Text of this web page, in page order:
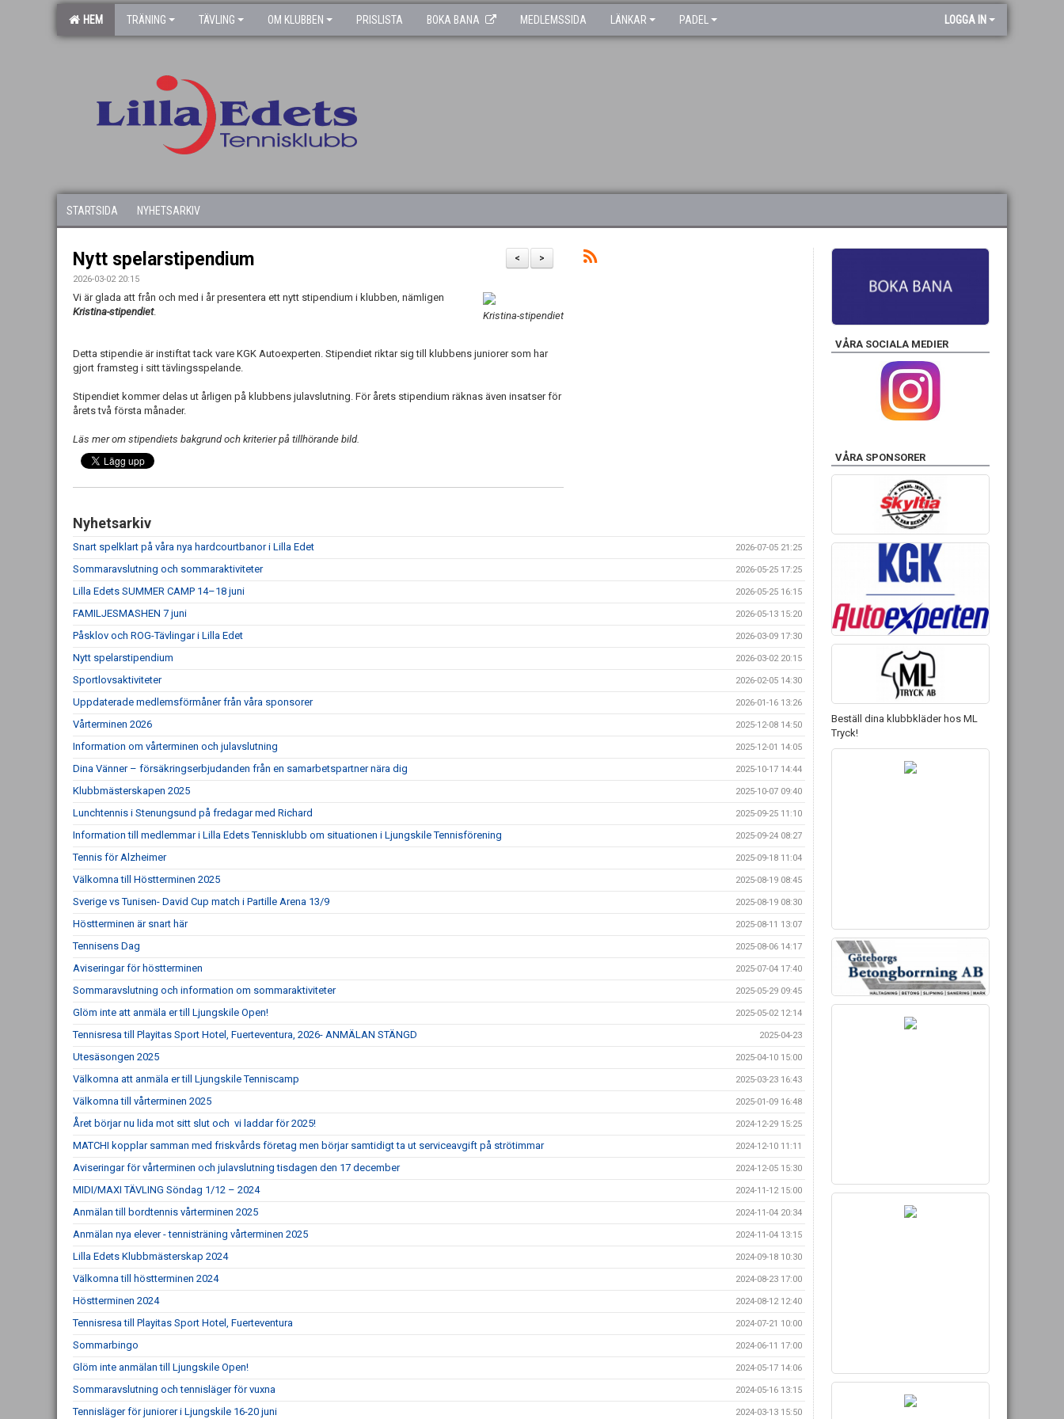
HEM TRÄNING TÄVLING OM KLUBBEN PRISLISTA BOKA BANA MEDLEMSSIDA LÄNKAR PADEL LOGGA IN
STARTSIDA NYHETSARKIV
>
<
Nytt spelarstipendium
2026-03-02 20:15
Kristina-stipendiet
Vi är glada att från och med i år presentera ett nytt stipendium i klubben, nämligen
Kristina-stipendiet.
Detta stipendie är instiftat tack vare KGK Autoexperten. Stipendiet riktar sig till klubbens juniorer som har
gjort framsteg i sitt tävlingsspelande.
Stipendiet kommer delas ut årligen på klubbens julavslutning. För årets stipendium räknas även insatser för
årets två första månader.
Läs mer om stipendiets bakgrund och kriterier på tillhörande bild.
Nyhetsarkiv
Snart spelklart på våra nya hardcourtbanor i Lilla Edet 2026-07-05 21:25
Sommaravslutning och sommaraktiviteter 2026-05-25 17:25
Lilla Edets SUMMER CAMP 14–18 juni 2026-05-25 16:15
FAMILJESMASHEN 7 juni 2026-05-13 15:20
Påsklov och ROG-Tävlingar i Lilla Edet 2026-03-09 17:30
Nytt spelarstipendium 2026-03-02 20:15
Sportlovsaktiviteter 2026-02-05 14:30
Uppdaterade medlemsförmåner från våra sponsorer 2026-01-16 13:26
Vårterminen 2026 2025-12-08 14:50
Information om vårterminen och julavslutning 2025-12-01 14:05
Dina Vänner – försäkringserbjudanden från en samarbetspartner nära dig 2025-10-17 14:44
Klubbmästerskapen 2025 2025-10-07 09:40
Lunchtennis i Stenungsund på fredagar med Richard 2025-09-25 11:10
Information till medlemmar i Lilla Edets Tennisklubb om situationen i Ljungskile Tennisförening 2025-09-24 08:27
Tennis för Alzheimer 2025-09-18 11:04
Välkomna till Höstterminen 2025 2025-08-19 08:45
Sverige vs Tunisen- David Cup match i Partille Arena 13/9 2025-08-19 08:30
Höstterminen är snart här 2025-08-11 13:07
Tennisens Dag 2025-08-06 14:17
Aviseringar för höstterminen 2025-07-04 17:40
Sommaravslutning och information om sommaraktiviteter 2025-05-29 09:45
Glöm inte att anmäla er till Ljungskile Open! 2025-05-02 12:14
Tennisresa till Playitas Sport Hotel, Fuerteventura, 2026- ANMÄLAN STÄNGD 2025-04-23
Utesäsongen 2025 2025-04-10 15:00
Välkomna att anmäla er till Ljungskile Tenniscamp 2025-03-23 16:43
Välkomna till vårterminen 2025 2025-01-09 16:48
Året börjar nu lida mot sitt slut och vi laddar för 2025! 2024-12-29 15:25
MATCHI kopplar samman med friskvårds företag men börjar samtidigt ta ut serviceavgift på strötimmar 2024-12-10 11:11
Aviseringar för vårterminen och julavslutning tisdagen den 17 december 2024-12-05 15:30
MIDI/MAXI TÄVLING Söndag 1/12 – 2024 2024-11-12 15:00
Anmälan till bordtennis vårterminen 2025 2024-11-04 20:34
Anmälan nya elever - tennisträning vårterminen 2025 2024-11-04 13:15
Lilla Edets Klubbmästerskap 2024 2024-09-18 10:30
Välkomna till höstterminen 2024 2024-08-23 17:00
Höstterminen 2024 2024-08-12 12:40
Tennisresa till Playitas Sport Hotel, Fuerteventura 2024-07-21 10:00
Sommarbingo 2024-06-11 17:00
Glöm inte anmälan till Ljungskile Open! 2024-05-17 14:06
Sommaravslutning och tennisläger för vuxna 2024-05-16 13:15
Tennisläger för juniorer i Ljungskile 16-20 juni 2024-03-13 15:50
VÅRA SOCIALA MEDIER
VÅRA SPONSORER
Beställ dina klubbkläder hos ML
Tryck!